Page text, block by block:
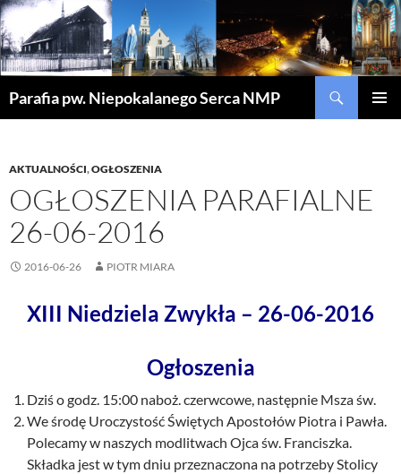
Parafia pw. Niepokalanego Serca NMP
AKTUALNOŚCI,OGŁOSZENIA
OGŁOSZENIA PARAFIALNE
26-06-2016
2016-06-26 PIOTR MIARA
XIII Niedziela Zwykła – 26-06-2016
Ogłoszenia
Dziś o godz. 15:00 naboż. czerwcowe, następnie Msza św.
We środę Uroczystość Świętych Apostołów Piotra i Pawła.
Polecamy w naszych modlitwach Ojca św. Franciszka.
Składka jest w tym dniu przeznaczona na potrzeby Stolicy